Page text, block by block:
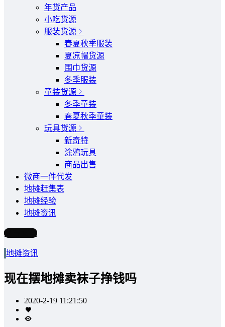
年货产品
小吃货源
服装货源
春夏秋季服装
夏凉帽货源
围巾货源
冬季服装
童装货源
冬季童装
春夏秋季童装
玩具货源
新奇特
涂鸦玩具
商品出售
微商一件代发
地摊赶集表
地摊经验
地摊资讯
写文章
地摊资讯
现在摆地摊卖袜子挣钱吗
2020-2-19 11:21:50